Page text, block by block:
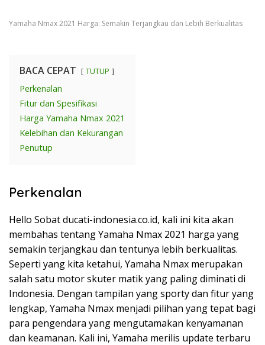
Yamaha Nmax 2021 Harga: Semakin Terjangkau dan Lebih Berkualitas
BACA CEPAT TUTUP
Perkenalan
Fitur dan Spesifikasi
Harga Yamaha Nmax 2021
Kelebihan dan Kekurangan
Penutup
Perkenalan
Hello Sobat ducati-indonesia.co.id, kali ini kita akan
membahas tentang Yamaha Nmax 2021 harga yang
semakin terjangkau dan tentunya lebih berkualitas.
Seperti yang kita ketahui, Yamaha Nmax merupakan
salah satu motor skuter matik yang paling diminati di
Indonesia. Dengan tampilan yang sporty dan fitur yang
lengkap, Yamaha Nmax menjadi pilihan yang tepat bagi
para pengendara yang mengutamakan kenyamanan
dan keamanan. Kali ini, Yamaha merilis update terbaru